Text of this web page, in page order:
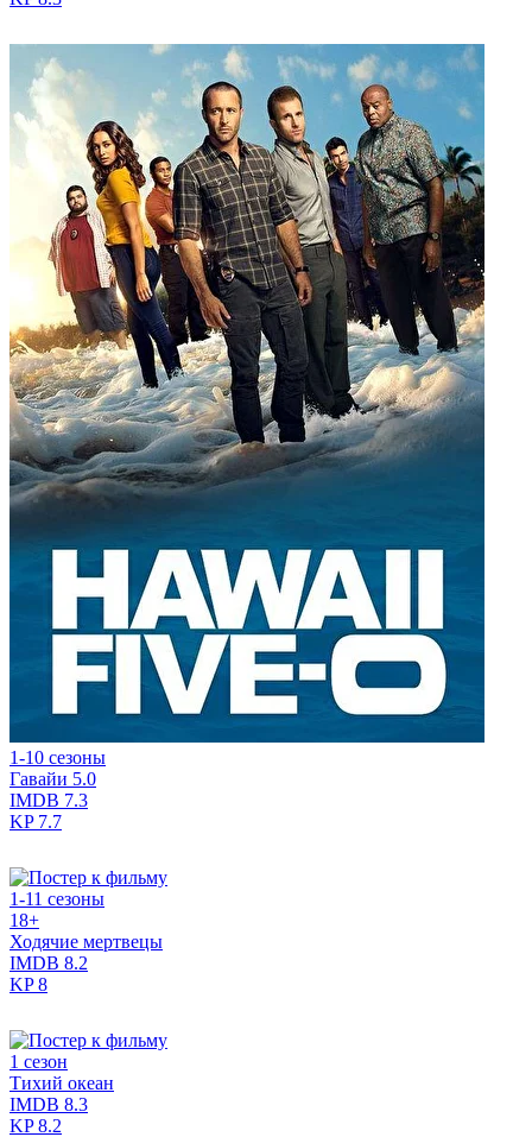
1-10 сезоны
Гавайи 5.0
IMDB 7.3
KP7.7
1-11 сезоны
18+
Ходячие мертвецы
IMDB 8.2
KP8
1 сезон
Тихий океан
IMDB 8.3
KP8.2